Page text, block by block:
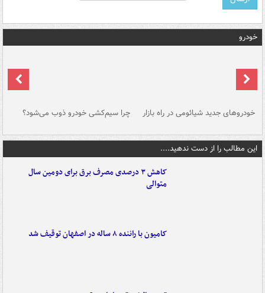
خودرو
خودروهای جدید شیائومی در راه بازار چرا سیم‌کشی خودرو ذوب می‌شود؟
این مطالب را از دست ندهید....
کاهش ۳ درصدی مصرف برق برای دومین سال
متوالی
کامیون با راننده ۸ ساله در اصفهان توقیف شد